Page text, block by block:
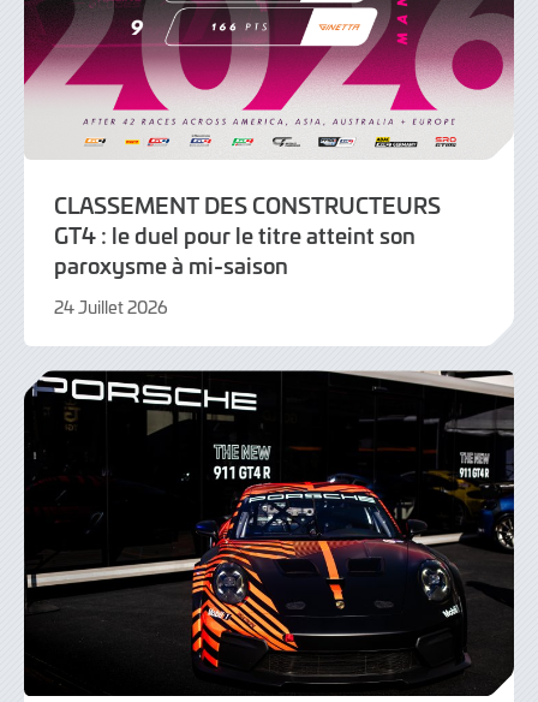
CLASSEMENT DES CONSTRUCTEURS
GT4 : le duel pour le titre atteint son
paroxysme à mi-saison
24 Juillet 2026
Juillet